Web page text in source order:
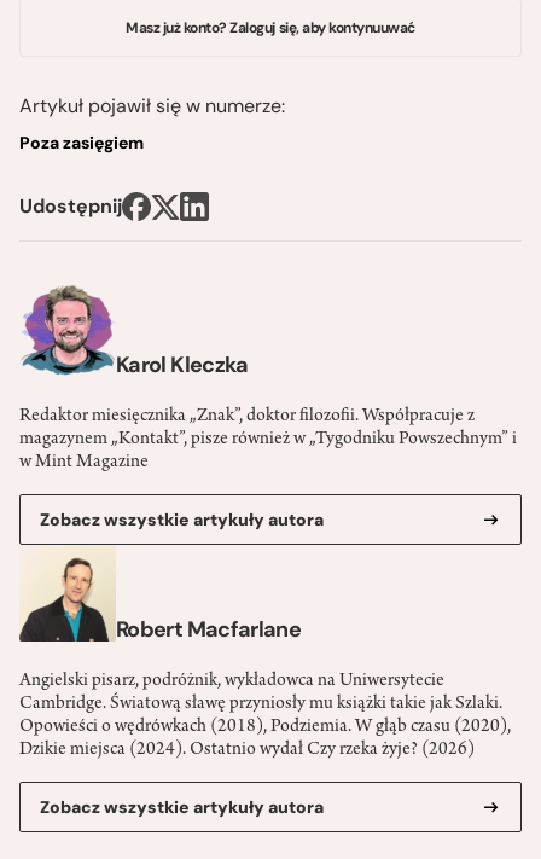
Karol Kleczka
Redaktor miesięcznika „Znak”, doktor filozofii. Współpracuje z
magazynem „Kontakt”, pisze również w „Tygodniku Powszechnym” i
w Mint Magazine
Zobacz wszystkie artykuły autora
Robert Macfarlane
Angielski pisarz, podróżnik, wykładowca na Uniwersytecie
Cambridge. Światową sławę przyniosły mu książki takie jak Szlaki.
Opowieści o wędrówkach (2018), Podziemia. W głąb czasu (2020),
Dzikie miejsca (2024). Ostatnio wydał Czy rzeka żyje? (2026)
Zobacz wszystkie artykuły autora
Masz już konto? Zaloguj się, aby kontynuuwać
Artykuł pojawił się w numerze:
Poza zasięgiem
Udostępnij